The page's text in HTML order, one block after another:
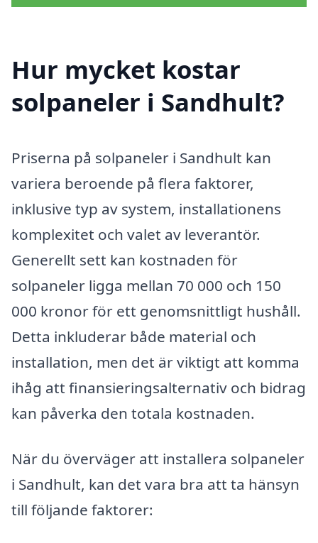
Hur mycket kostar
solpaneler i Sandhult?
Priserna på solpaneler i Sandhult kan
variera beroende på flera faktorer,
inklusive typ av system, installationens
komplexitet och valet av leverantör.
Generellt sett kan kostnaden för
solpaneler ligga mellan 70 000 och 150
000 kronor för ett genomsnittligt hushåll.
Detta inkluderar både material och
installation, men det är viktigt att komma
ihåg att finansieringsalternativ och bidrag
kan påverka den totala kostnaden.
När du överväger att installera solpaneler
i Sandhult, kan det vara bra att ta hänsyn
till följande faktorer: